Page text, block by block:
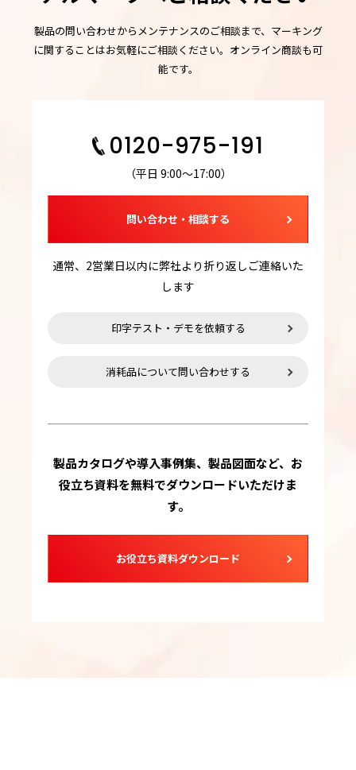
製品の問い合わせからメンテナンスのご相談まで、マーキング
に関することはお気軽にご相談ください。オンライン商談も可
能です。
0120-975-191
（平日 9:00～17:00）
問い合わせ・相談する
通常、2営業日以内に弊社より折り返しご連絡いた
します
印字テスト・デモを依頼する
消耗品について問い合わせする
製品カタログや導入事例集、製品図面など、お
役立ち資料を無料でダウンロードいただけま
す。
お役立ち資料ダウンロード